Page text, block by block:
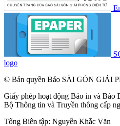
logo
© Bản quyền Báo SÀI GÒN GIẢI
Giấy phép hoạt động Báo in và
Bộ Thông tin và Truyền thông cấp
Tổng Biên tập: Nguyễn Khắc Văn